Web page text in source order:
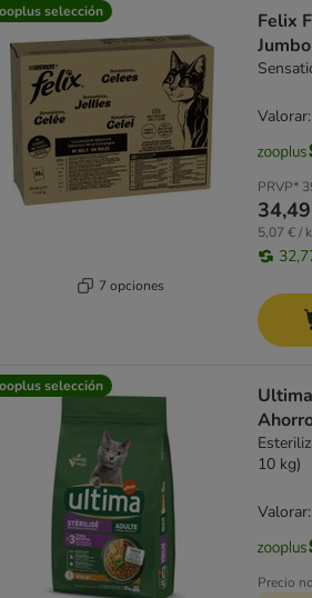
selección
7 opciones
Felix
PRVP*
5,07 € /
selección
10 kg)
Precio